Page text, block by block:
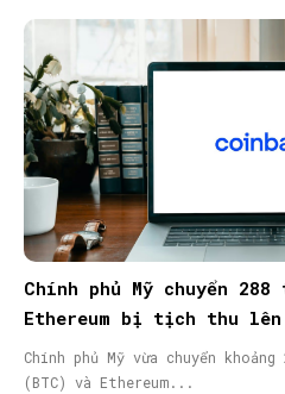
Chính phủ Mỹ chuyển
Ethereum bị tịch thu lên
Chính phủ Mỹ vừa chuyển
(BTC) và Ethereum...